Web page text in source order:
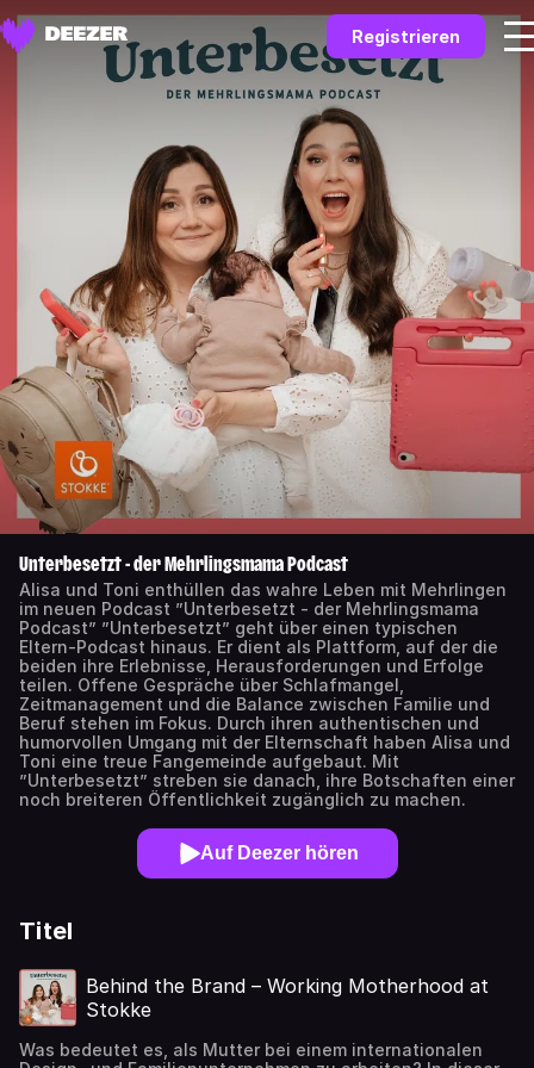
Registrieren
Unterbesetzt - der Mehrlingsmama Podcast
Alisa und Toni enthüllen das wahre Leben mit Mehrlingen
im neuen Podcast ”Unterbesetzt - der Mehrlingsmama
Podcast” ”Unterbesetzt” geht über einen typischen
Eltern-Podcast hinaus. Er dient als Plattform, auf der die
beiden ihre Erlebnisse, Herausforderungen und Erfolge
teilen. Offene Gespräche über Schlafmangel,
Zeitmanagement und die Balance zwischen Familie und
Beruf stehen im Fokus. Durch ihren authentischen und
humorvollen Umgang mit der Elternschaft haben Alisa und
Toni eine treue Fangemeinde aufgebaut. Mit
”Unterbesetzt” streben sie danach, ihre Botschaften einer
noch breiteren Öffentlichkeit zugänglich zu machen.
Auf Deezer hören
Titel
Behind the Brand – Working Motherhood at
Stokke
Was bedeutet es, als Mutter bei einem internationalen